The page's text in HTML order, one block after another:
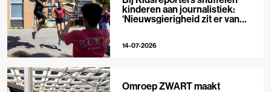
kinderen aan journalistiek:
‘Nieuwsgierigheid zit er van
14-07-2026
Omroep ZWART maakt